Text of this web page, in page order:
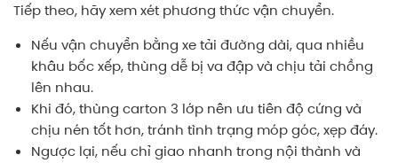
Tiếp theo, hãy xem xét phương thức vận chuyển.
Nếu vận chuyển bằng xe tải đường dài, qua nhiều
khâu bốc xếp, thùng dễ bị va đập và chịu tải chồng
lên nhau.
Khi đó, thùng carton 3 lớp nên ưu tiên độ cứng và
chịu nén tốt hơn, tránh tình trạng móp góc, xẹp đáy.
Ngược lại, nếu chỉ giao nhanh trong nội thành và